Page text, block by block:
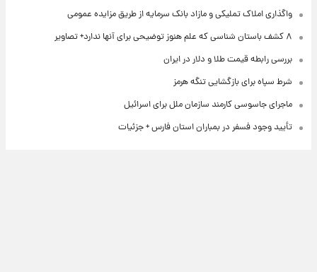
واگذاری املاک تملیکی و مازاد بانک سرمایه از طریق مزایده عمومی
۸ کشف باستان شناسی که علم هنوز توضیحی برای آنها ندارد+ تصاویر
بررسی رابطه قیمت طلا و دلار در ایران
شرط سپاه برای بازگشایی تنگه هرمز
ماجرای جاسوسی کارمند سازمان ملل برای اسرائیل
تأیید وجود فسفر در بمباران استان فارس + جزئیات